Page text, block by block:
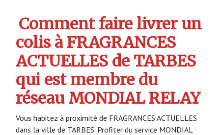
Comment faire livrer un
colis à FRAGRANCES
ACTUELLES de TARBES
qui est membre du
réseau MONDIAL RELAY
Vous habitez à proximité de FRAGRANCES ACTUELLES
dans la ville de TARBES. Profiter du service MONDIAL